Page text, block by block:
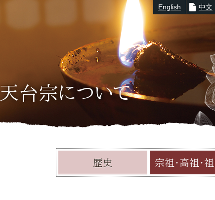
※キーワード例： 延暦寺| 滋賀教区 大津市
English 中文
天台宗について
歴史 宗祖・高祖・